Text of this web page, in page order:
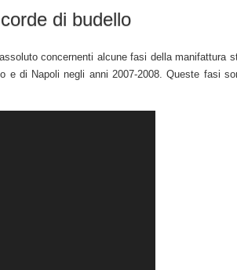
di budello
concernenti alcune fasi della
e di Napoli negli anni 2007-2008. Queste fasi